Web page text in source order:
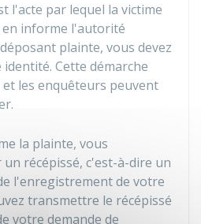
l'acte par lequel la victime
informe l'autorité
plainte, vous devez
Cette démarche
les enquêteurs peuvent
la plainte, vous
récépissé, c'est-à-dire un
l'enregistrement de votre
transmettre le récépissé
votre demande de